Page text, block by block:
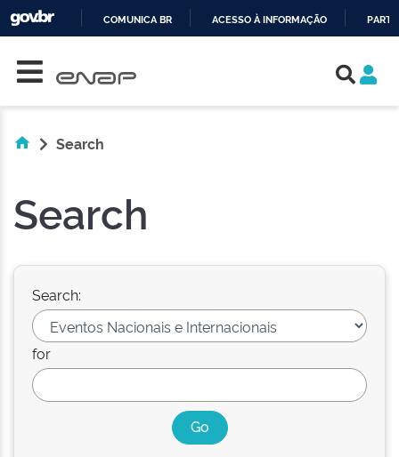
COMUNICA BR ACESSO À INFORMAÇÃO
Search
Search
Search:
for